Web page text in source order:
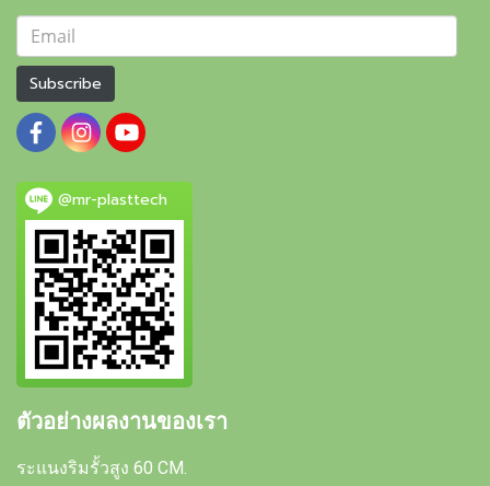
Subscribe
@mr-plasttech
ตัวอย่างผลงานของเรา
ระแนงริมรั้วสูง 60 CM.